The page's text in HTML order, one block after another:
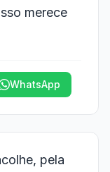
merece
WhatsApp
pela